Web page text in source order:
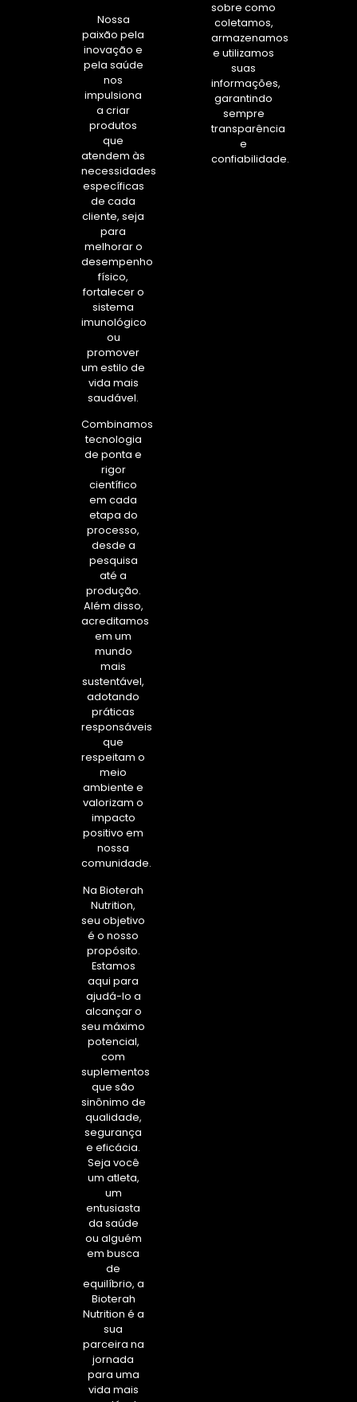
Nossa
paixão pela
inovação e
pela saúde
nos
impulsiona
a criar
produtos
que
atendem às
necessidades
específicas
de cada
cliente, seja
para
melhorar o
desempenho
físico,
fortalecer o
sistema
imunológico
ou
promover
um estilo de
vida mais
saudável.
Combinamos
tecnologia
de ponta e
rigor
científico
em cada
etapa do
processo,
desde a
pesquisa
até a
produção.
Além disso,
acreditamos
em um
mundo
mais
sustentável,
adotando
práticas
responsáveis
que
respeitam o
meio
ambiente e
valorizam o
impacto
positivo em
nossa
comunidade.
Na Bioterah
Nutrition,
seu objetivo
é o nosso
propósito.
Estamos
aqui para
ajudá-lo a
alcançar o
seu máximo
potencial,
com
suplementos
que são
sinônimo de
qualidade,
segurança
e eficácia.
Seja você
um atleta,
um
entusiasta
da saúde
ou alguém
em busca
de
equilíbrio, a
Bioterah
Nutrition é a
sua
parceira na
jornada
para uma
vida mais
sobre como
coletamos,
armazenamos
e utilizamos
suas
informações,
garantindo
sempre
transparência
e
confiabilidade.